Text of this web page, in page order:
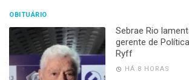
OBITUÁRIO
Sebrae Rio
gerente de
Ryff
HÁ 8 HORAS